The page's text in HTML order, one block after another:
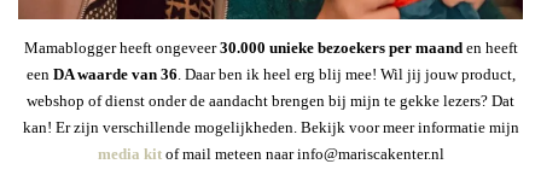
Mamablogger heeft ongeveer30.000 unieke bezoekers per maanden heeft
een DA waarde van 36. Daar ben ik heel erg blij mee! Wil jij jouw product,
webshop of dienst onder de aandacht brengen bij mijn te gekke lezers? Dat
kan! Er zijn verschillende mogelijkheden. Bekijk voor meer informatie mijn
media kitof mail meteen naar info@mariscakenter.nl